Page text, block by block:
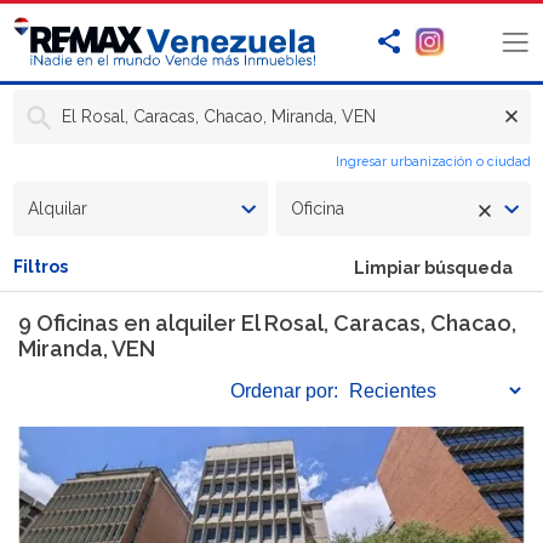
El Rosal, Caracas, Chacao, Miranda, VEN
Ingresar urbanización o ciudad
Alquilar Oficina
Filtros Limpiar búsqueda
9 Oficinas en alquiler El Rosal, Caracas, Chacao,
Miranda, VEN
Ordenar por: